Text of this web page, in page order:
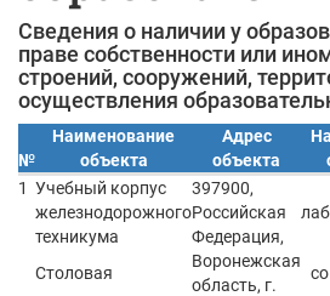
Сведения о наличии у
праве собственности или
строений, сооружений,
осуществления
№
Наименование
объекта
Адрес
объекта
Учебный корпус
железнодорожного
техникума
397900,
Российская
Федерация,
Воронежская
область, г.
Столовая